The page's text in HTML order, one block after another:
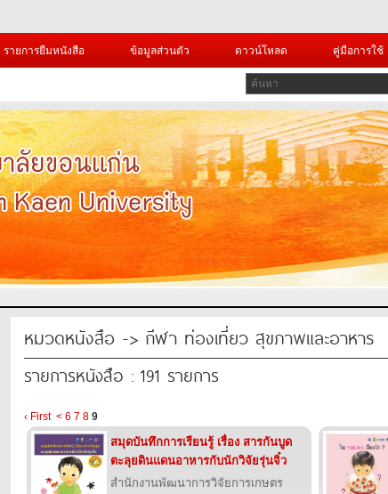
รายการยืมหนังสือ ข้อมูลส่วนตัว ดาวน์โหลด คู่มือการใช้
หมวดหนังสือ -> กีฬา ท่องเที่ยว สุขภาพและอาหาร
รายการหนังสือ : 191 รายการ
‹ First < 6 7 8 9
สมุดบันทึกการเรียนรู้ เรื่อง สารกันบูด
ตะลุยดินแดนอาหารกับนักวิจัยรุ่นจิ๋ว
สำนักงานพัฒนาการวิจัยการเกษตร